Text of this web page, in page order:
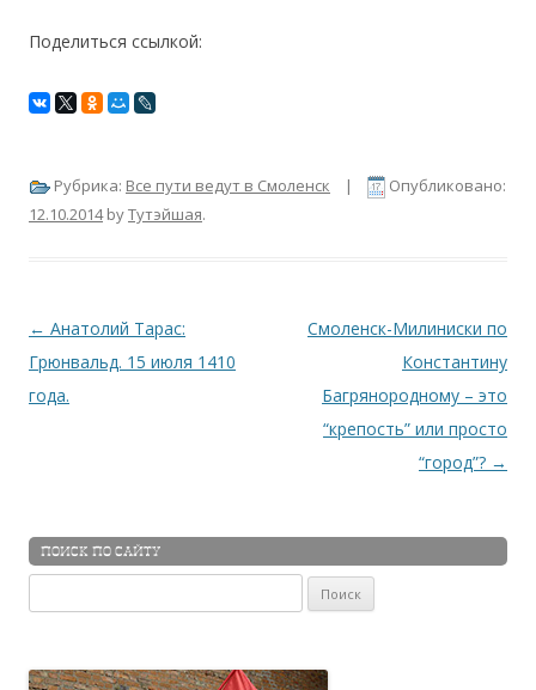
Поделиться ссылкой:
Рубрика: Все пути ведут в Смоленск |
Опубликовано:
12.10.2014byТутэйшая.
Навигация по записям
← Анатолий Тарас:
Грюнвальд. 15 июля 1410
года.
Смоленск-Милиниски по
Константину
Багрянородному – это
“крепость” или просто
“город”? →
ПОИСК ПО САЙТУ